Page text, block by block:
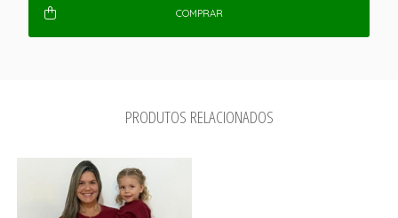
COMPRAR
PRODUTOS RELACIONADOS